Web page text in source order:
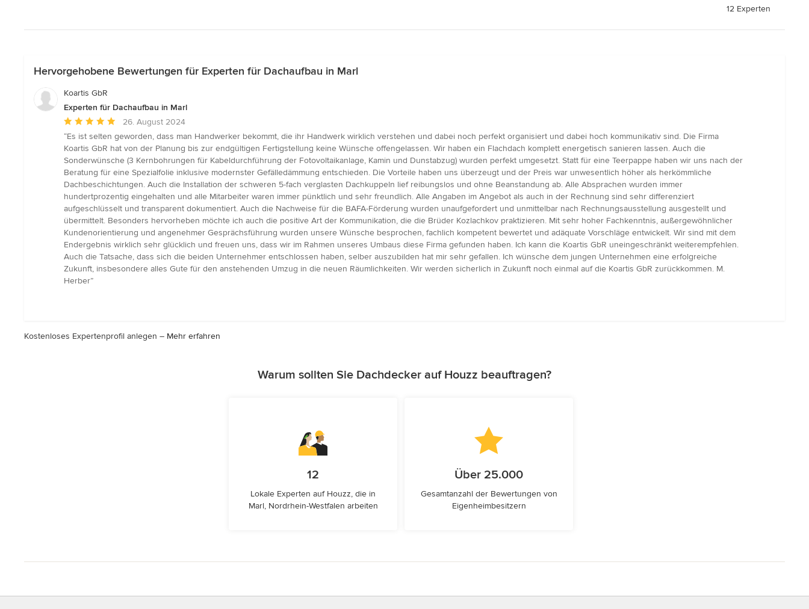
12 Experten
Hervorgehobene Bewertungen für Experten für Dachaufbau in Marl
Koartis GbR
Experten für Dachaufbau in Marl
Durchschnittliche
Bewertung:
5
von
5
Sternen
26. August 2024
“Es ist selten geworden, dass man Handwerker bekommt, die ihr Handwerk wirklich verstehen und dabei noch perfekt organisiert und dabei hoch kommunikativ sind. Die Firma
Koartis GbR hat von der Planung bis zur endgültigen Fertigstellung keine Wünsche offengelassen. Wir haben ein Flachdach komplett energetisch sanieren lassen. Auch die
Sonderwünsche (3 Kernbohrungen für Kabeldurchführung der Fotovoltaikanlage, Kamin und Dunstabzug) wurden perfekt umgesetzt. Statt für eine Teerpappe haben wir uns nach der
Beratung für eine Spezialfolie inklusive modernster Gefälledämmung entschieden. Die Vorteile haben uns überzeugt und der Preis war unwesentlich höher als herkömmliche
Dachbeschichtungen. Auch die Installation der schweren 5-fach verglasten Dachkuppeln lief reibungslos und ohne Beanstandung ab. Alle Absprachen wurden immer
hundertprozentig eingehalten und alle Mitarbeiter waren immer pünktlich und sehr freundlich. Alle Angaben im Angebot als auch in der Rechnung sind sehr differenziert
aufgeschlüsselt und transparent dokumentiert. Auch die Nachweise für die BAFA-Förderung wurden unaufgefordert und unmittelbar nach Rechnungsausstellung ausgestellt und
übermittelt. Besonders hervorheben möchte ich auch die positive Art der Kommunikation, die die Brüder Kozlachkov praktizieren. Mit sehr hoher Fachkenntnis, außergewöhnlicher
Kundenorientierung und angenehmer Gesprächsführung wurden unsere Wünsche besprochen, fachlich kompetent bewertet und adäquate Vorschläge entwickelt. Wir sind mit dem
Endergebnis wirklich sehr glücklich und freuen uns, dass wir im Rahmen unseres Umbaus diese Firma gefunden haben. Ich kann die Koartis GbR uneingeschränkt weiterempfehlen.
Auch die Tatsache, dass sich die beiden Unternehmer entschlossen haben, selber auszubilden hat mir sehr gefallen. Ich wünsche dem jungen Unternehmen eine erfolgreiche
Zukunft, insbesondere alles Gute für den anstehenden Umzug in die neuen Räumlichkeiten. Wir werden sicherlich in Zukunft noch einmal auf die Koartis GbR zurückkommen. M.
Herber”
Kostenloses Expertenprofil anlegen – Mehr erfahren
Warum sollten Sie Dachdecker auf Houzz beauftragen?
12
Lokale Experten auf Houzz, die in
Marl, Nordrhein-Westfalen arbeiten
Über 25.000
Gesamtanzahl der Bewertungen von
Eigenheimbesitzern